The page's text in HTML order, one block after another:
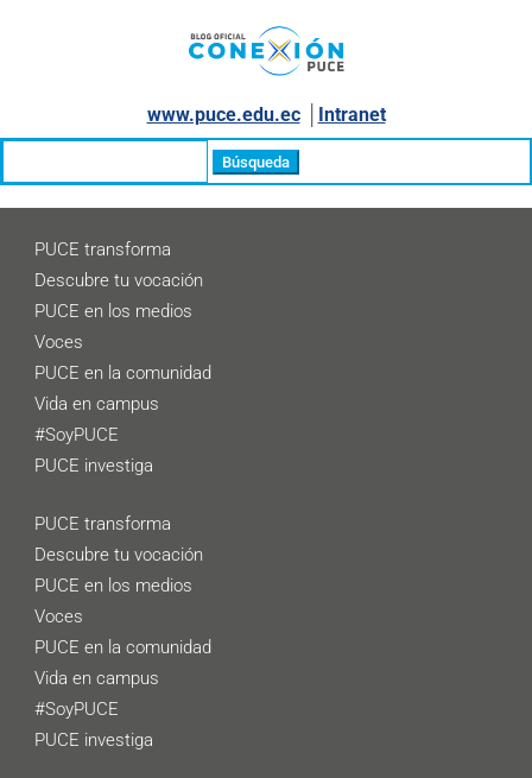
www.puce.edu.ec│ Intranet
PUCE transforma
Descubre tu vocación
PUCE en los medios
Voces
PUCE en la comunidad
Vida en campus
#SoyPUCE
PUCE investiga
PUCE transforma
Descubre tu vocación
PUCE en los medios
Voces
PUCE en la comunidad
Vida en campus
#SoyPUCE
PUCE investiga